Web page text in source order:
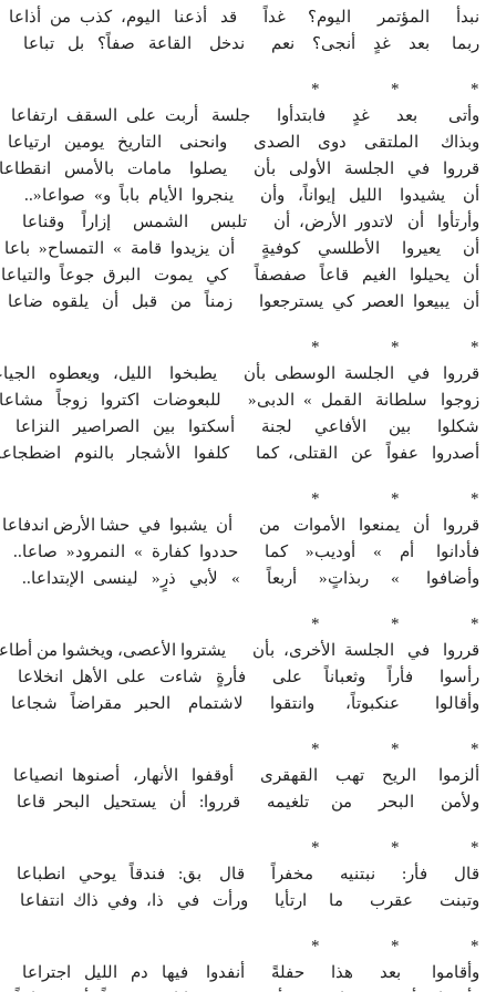
نبدأ المؤتمر اليوم؟ غداً قد أذعنا اليوم، كذب من أذاعا
ربما بعد غدٍ أنجى؟ نعم ندخل القاعة صفاً؟ بل تباعا
‭* * *
وأتى بعد غدٍ فابتدأوا جلسة أربت على السقف ارتفاعا
وبذاك الملتقى دوى الصدى وانحنى التاريخ يومين ارتياعا
قرروا في الجلسة الأولى بأن يصلوا مامات بالأمس انقطاعا
أن يشيدوا الليل إيواناً، وأن ينجروا الأيام باباً و» صواعا«..
وأرتأوا أن لاتدور الأرض، أن تلبس الشمس إزاراً وقناعا
أن يعيروا الأطلسي كوفيةٍ أن يزيدوا قامة » التمساح« باعا
أن يحيلوا الغيم قاعاً صفصفاً كي يموت البرق جوعاً والتياعا
أن يبيعوا العصر كي يسترجعوا زمناً من قبل أن يلقوه ضاعا
‭* * *
قرروا في الجلسة الوسطى بأن يطبخوا الليل، ويعطوه
زوجوا سلطانة القمل » الدبى« للبعوضات اكتروا زوجاً مشاعا
شكلوا بين الأفاعي لجنة أسكتوا بين الصراصير النزاعا
أصدروا عفواً عن القتلى، كما كلفوا الأشجار بالنوم
‭* * *
قرروا أن يمنعوا الأموات من أن يشبوا في حشا الأرض اندفاعا
فأدانوا أم » أوديب« كما حددوا كفارة » النمرود« صاعا..
وأضافوا » ربذاتٍ« أربعاً » لأبي ذرٍ« لينسى الإبتداعا..
‭* * *
قرروا في الجلسة الأخرى، بأن يشتروا الأعصى، ويخشوا من
رأسوا فأراً وثعباناً على فأرةٍ شاءت على الأهل انخلاعا
وأقالوا عنكبوتاً، وانتقوا لاشتمام الحبر مقراضاً شجاعا
‭* * *
ألزموا الريح تهب القهقرى أوقفوا الأنهار، أصنوها انصياعا
ولأمن البحر من تلغيمه قرروا: أن يستحيل البحر قاعا
‭* * *
قال فأر: نبتنيه مخفراً قال بق: فندقاً يوحي انطباعا
وتبنت عقرب ما ارتأيا ورأت في ذا، وفي ذاك انتفاعا
‭* * *
وأقاموا بعد هذا حفلةً أنفدوا فيها دم الليل اجتراعا